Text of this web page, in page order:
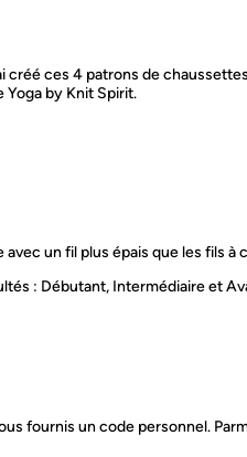
t
r
créé ces 4 patrons de
Yoga by Knit Spirit.
un fil plus épais que les fils à
: Débutant, Intermédiaire et
fournis un code personnel.